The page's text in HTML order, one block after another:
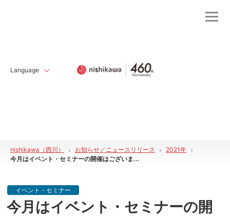
Language
nishikawa（西川） お知らせ／ニュースリリース
2021年
今月はイベント・セミナーの開催はございま...
イベント・セミナー
今月はイベント・セミナーの開